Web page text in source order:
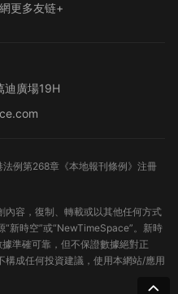
更多友链+
迪廣場19H
法例第268章《本地報刊條例》注冊
容，復制、轉載或以其他任何方式
新時空”或“NewTimeSpace”。新時
準確可靠，但不保證數據絕對正
成任何投資建議，使用本網站/應用